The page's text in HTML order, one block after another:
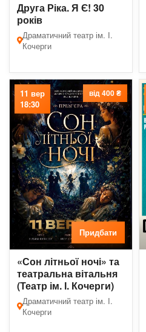
Друга Ріка. Я Є! 30
років
Драматичний театр ім. І.
Кочерги
11 вер
18:30
від 400 ₴
Придбати
«Сон літньої ночі» та
театральна вітальня
(Театр ім. І. Кочерги)
Драматичний театр ім. І.
Кочерги